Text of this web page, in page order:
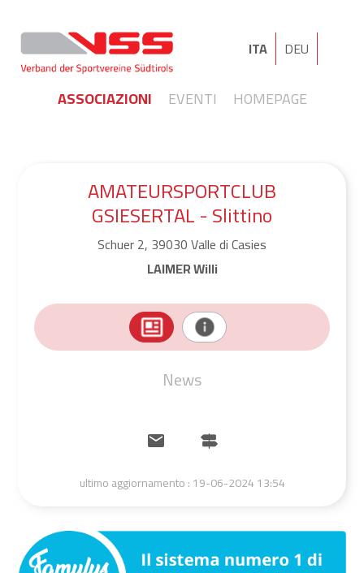
ITA DEU
ASSOCIAZIONI EVENTI HOMEPAGE
AMATEURSPORTCLUB
GSIESERTAL - Slittino
Schuer 2, 39030 Valle di Casies
LAIMER Willi
News
ultimo aggiornamento :19-06-2024 13:54